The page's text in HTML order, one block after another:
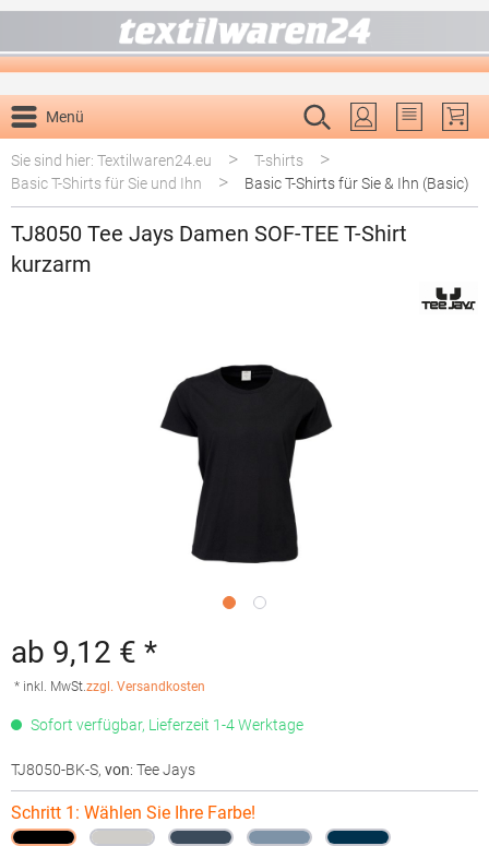
Menü
Du hast 0
Sie sind hier: Textilwaren24.eu
> T-shirts >
Basic T-Shirts für Sie und Ihn > Basic T-Shirts für Sie & Ihn (Basic)
TJ8050 Tee Jays Damen SOF-TEE T-Shirt
kurzarm
ab 9,12 € *
* inkl. MwSt.zzgl. Versandkosten
Sofort verfügbar, Lieferzeit 1-4 Werktage
TJ8050-BK-S, von: Tee Jays
Schritt 1: Wählen Sie Ihre Farbe!